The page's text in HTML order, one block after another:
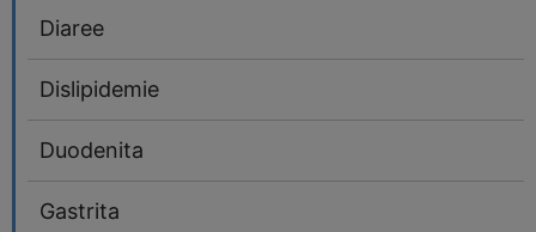
Diaree
Dislipidemie
Duodenita
Gastrita